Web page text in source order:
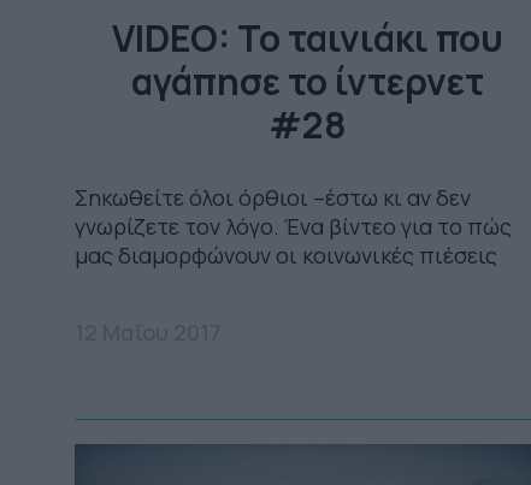
VIDEO: Το ταινιάκι που
αγάπησε το ίντερνετ
#28
Σηκωθείτε όλοι όρθιοι –έστω κι αν δεν
γνωρίζετε τον λόγο. Ένα βίντεο για το πώς
μας διαμορφώνουν οι κοινωνικές πιέσεις